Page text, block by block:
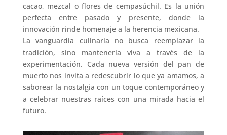
cacao, mezcal o flores de cempasúchil. Es la unión
perfecta entre pasado y presente, donde la
innovación rinde homenaje a la herencia mexicana.
La vanguardia culinaria no busca reemplazar la
tradición, sino mantenerla viva a través de la
experimentación. Cada nueva versión del pan de
muerto nos invita a redescubrir lo que ya amamos, a
saborear la nostalgia con un toque contemporáneo y
a celebrar nuestras raíces con una mirada hacia el
futuro.